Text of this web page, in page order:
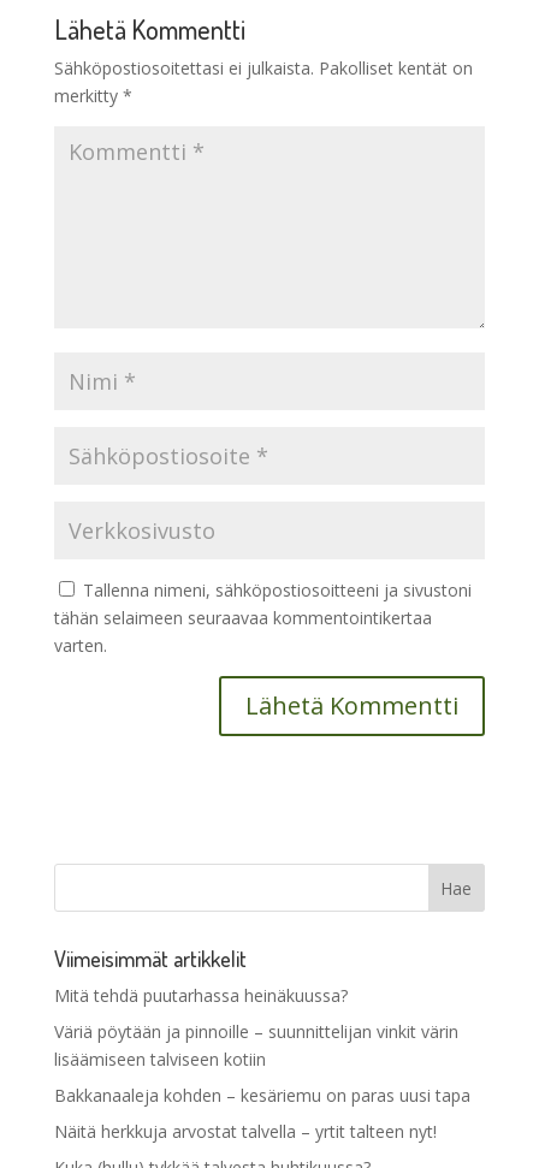
Lähetä Kommentti
Sähköpostiosoitettasi ei julkaista. Pakolliset kentät on
merkitty *
Tallenna nimeni, sähköpostiosoitteeni ja sivustoni
tähän selaimeen seuraavaa kommentointikertaa
varten.
Viimeisimmät artikkelit
Mitä tehdä puutarhassa heinäkuussa?
Väriä pöytään ja pinnoille – suunnittelijan vinkit värin
lisäämiseen talviseen kotiin
Bakkanaaleja kohden – kesäriemu on paras uusi tapa
Näitä herkkuja arvostat talvella – yrtit talteen nyt!